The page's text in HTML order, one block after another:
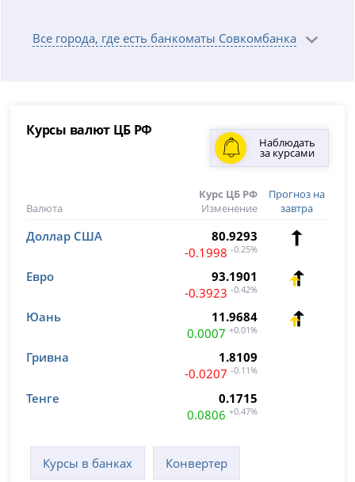
Все города, где есть банкоматы Совкомбанка
Курсы валют ЦБ РФ
Наблюдать
за курсами
Валюта
Курс ЦБ РФ
Изменение
Прогноз на
завтра
Доллар США
80.9293
-0.1998 -0.25%
Евро
93.1901
-0.3923 -0.42%
Юань
11.9684
0.0007 +0.01%
Гривна
1.8109
-0.0207 -0.11%
Тенге
0.1715
0.0806 +0.47%
Курсы в банках Конвертер